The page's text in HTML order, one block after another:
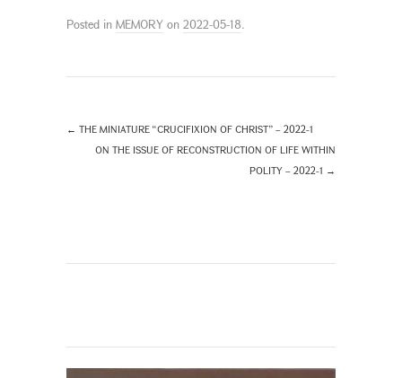
Posted in MEMORY on 2022-05-18.
← THE MINIATURE “CRUCIFIXION OF CHRIST” – 2022-1
ON THE ISSUE OF RECONSTRUCTION OF LIFE WITHIN
POLITY – 2022-1 →